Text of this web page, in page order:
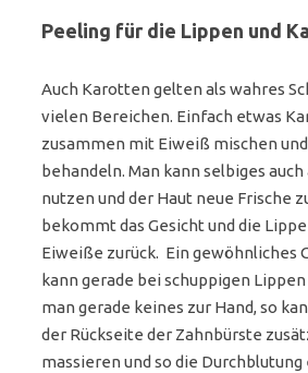
Peeling für die Lippen und
Auch Karotten gelten als wahres
vielen Bereichen. Einfach etwas
zusammen mit Eiweiß mischen
behandeln. Man kann selbiges
nutzen und der Haut neue Frische
bekommt das Gesicht und die
Eiweiße zurück. Ein gewöhnliches
kann gerade bei schuppigen
man gerade keines zur Hand, so
der Rückseite der Zahnbürste
massieren und so die Durchblutung